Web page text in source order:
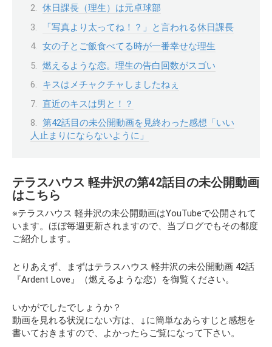
休日課長（理生）は元卓球部
「写真より太ってね！？」と言われる休日課長
女の子とご飯食べてる時が一番幸せな理生
燃えるような恋。理生の告白回数がスゴい
キスはメチャクチャしましたねぇ
直近のキスは男と！？
第42話目の未公開動画を見終わった感想「いい
人止まりにならないように」
テラスハウス 軽井沢の第42話目の未公開動画
はこちら
※テラスハウス 軽井沢の未公開動画はYouTubeで公開されて
います。ほぼ毎週更新されますので、当ブログでもその都度
ご紹介します。
とりあえず、まずはテラスハウス 軽井沢の未公開動画 42話
『Ardent Love』（燃えるような恋）
を御覧ください。
いかがでしたでしょうか？
動画を見れる状況にない方は、↓に簡単なあらすじと感想を
書いておきますので、よかったらご覧になって下さい。